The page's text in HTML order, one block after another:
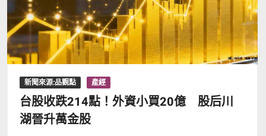
新聞來源:品觀點 產經
台股收跌214點！外資小買20億 股后川
湖晉升萬金股